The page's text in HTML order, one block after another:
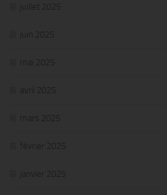
juillet 2025
juin 2025
mai 2025
avril 2025
mars 2025
février 2025
janvier 2025